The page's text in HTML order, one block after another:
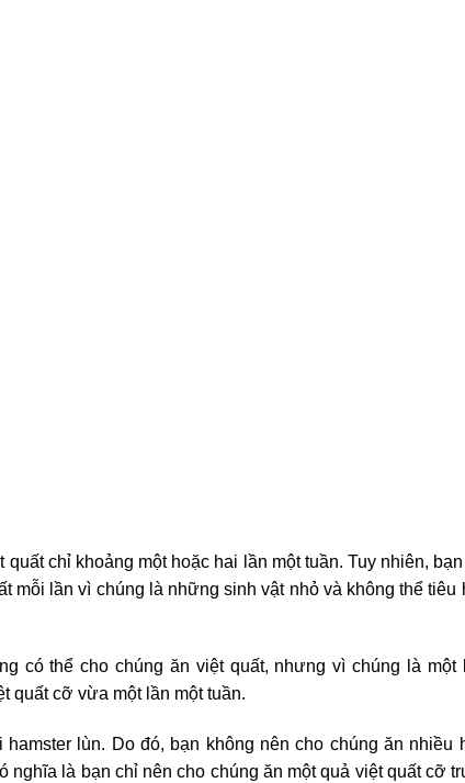
chỉ khoảng một hoặc hai lần một tuần. Tuy nhiên,
mỗi lần vì chúng là những sinh vật nhỏ và không thể tiêu
có thể cho chúng ăn việt quất, nhưng vì chúng là một
quất cỡ vừa một lần một tuần.
lùn. Do đó, bạn không nên cho chúng ăn nhiều
nghĩa là bạn chỉ nên cho chúng ăn một quả việt quất cỡ